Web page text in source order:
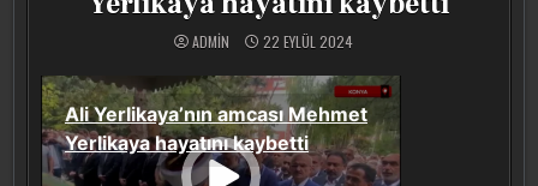
ADMIN 22 EYLÜL 2024